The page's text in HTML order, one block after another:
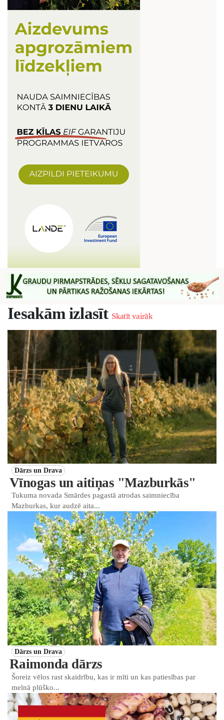
Iesakām izlasīt Skatīt vairāk
Dārzs un Drava
Vīnogas un aitiņas "Mazburkās"
Tukuma novada Smārdes pagastā atrodas saimniecība
Mazburkas, kur audzē aita...
Dārzs un Drava
Raimonda dārzs
Šoreiz vēlos rast skaidrību, kas ir mīti un kas patiesības par
melnā plūško...